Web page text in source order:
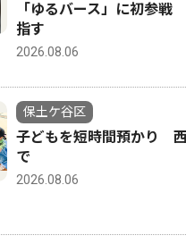
「ゆるバース」に初参戦
指す
2026.08.06
保土ケ谷区
子どもを短時間預かり
で
2026.08.06